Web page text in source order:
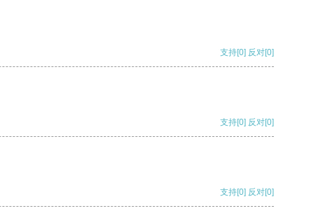
支持[0] 反对[0]
支持[0] 反对[0]
支持[0] 反对[0]